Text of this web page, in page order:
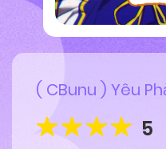
( CBunu ) Yêu
5